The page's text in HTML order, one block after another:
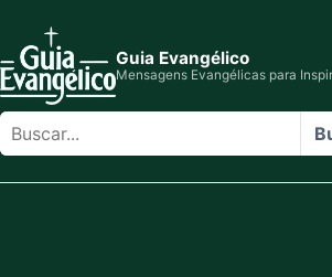
Guia Evangélico
Mensagens Evangélicas para
Buscar
no
site